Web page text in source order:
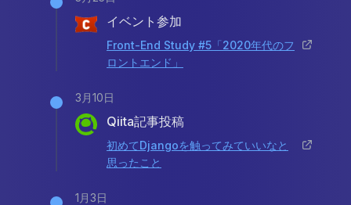
イベント参加
Front-End Study #5「2020年代のフ
ロントエンド」
3月10日
Qiita記事投稿
初めてDjangoを触ってみていいなと
思ったこと
1月3日